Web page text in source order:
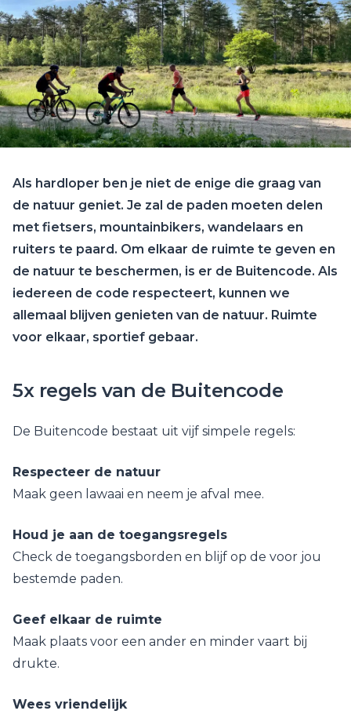
Als hardloper ben je niet de enige die graag van
de natuur geniet. Je zal de paden moeten delen
met fietsers, mountainbikers, wandelaars en
ruiters te paard. Om elkaar de ruimte te geven en
de natuur te beschermen, is er de Buitencode. Als
iedereen de code respecteert, kunnen we
allemaal blijven genieten van de natuur. Ruimte
voor elkaar, sportief gebaar.
5x regels van de Buitencode
De Buitencode bestaat uit vijf simpele regels:
Respecteer de natuur
Maak geen lawaai en neem je afval mee.
Houd je aan de toegangsregels
Check de toegangsborden en blijf op de voor jou
bestemde paden.
Geef elkaar de ruimte
Maak plaats voor een ander en minder vaart bij
drukte.
Wees vriendelijk